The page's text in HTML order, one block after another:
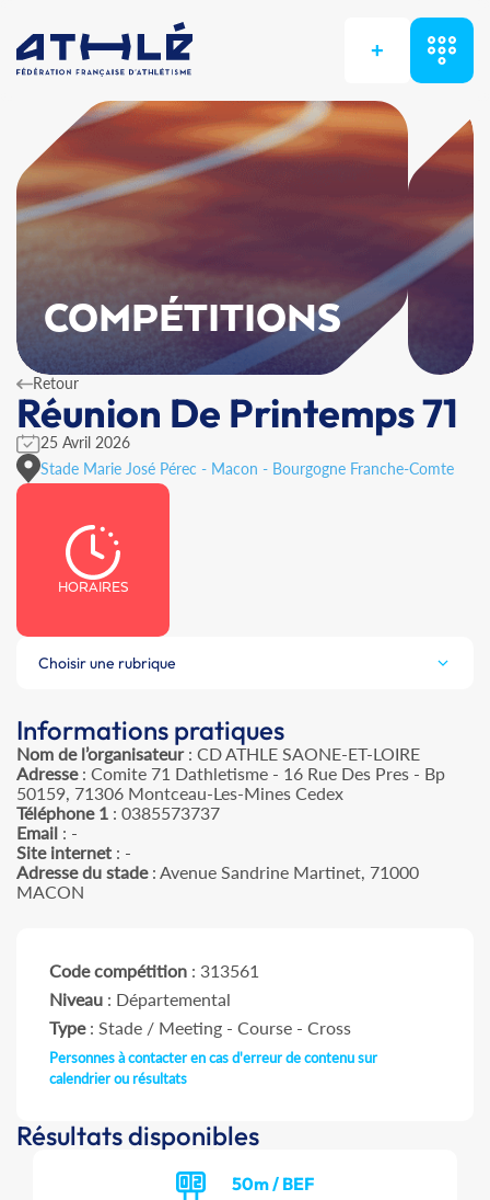
+
COMPÉTITIONS
Retour
Réunion De Printemps 71
25 Avril 2026
Stade Marie José Pérec - Macon - Bourgogne Franche-Comte
HORAIRES
Choisir une rubrique
Informations pratiques
Nom de l’organisateur: CD ATHLE SAONE-ET-LOIRE
Adresse: Comite 71 Dathletisme - 16 Rue Des Pres - Bp
50159, 71306 Montceau-Les-Mines Cedex
Téléphone 1 : 0385573737
Email : -
Site internet : -
Adresse du stade: Avenue Sandrine Martinet, 71000
MACON
Code compétition : 313561
Niveau : Départemental
Type: Stade / Meeting - Course - Cross
Personnes à contacter en cas d'erreur de contenu sur
calendrier ou résultats
Résultats disponibles
50m / BEF